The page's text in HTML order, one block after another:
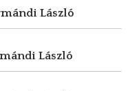
László
László